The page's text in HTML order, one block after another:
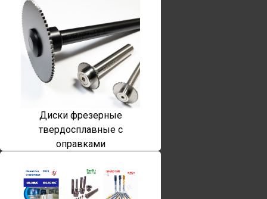
Диски фрезерные
твердосплавные с
оправками